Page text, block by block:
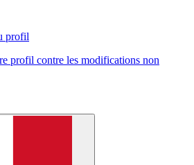
profil
profil contre les modifications non